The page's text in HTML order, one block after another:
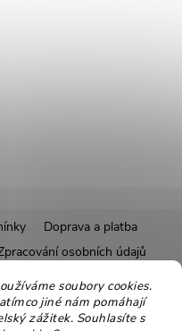
soubory cookies.
jiné nám pomáhají
zážitek. Souhlasíte s
Doprava a platba
osobních údajů
program
Recepty
balení Moje objednávka